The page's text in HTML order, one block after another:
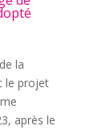
la
le projet
après le